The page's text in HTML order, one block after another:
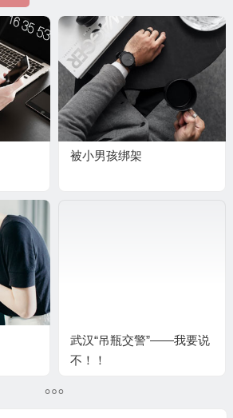
被小男孩绑架
武汉“吊瓶交警”——我要说
不！！